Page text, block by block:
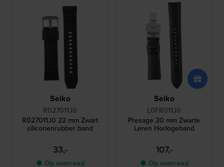
Seiko
R027011J0
R027011J0 22 mm Zwart
siliconenrubber band
33,-
● Op voorraad
Seiko
L0FR011J0
Presage 20 mm Zwarte
Leren Horlogeband
107,-
● Op voorraad